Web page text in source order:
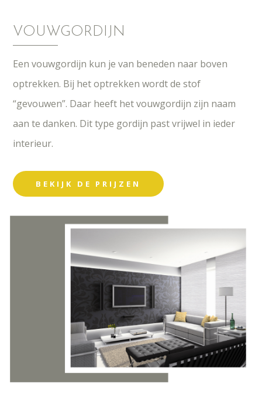
VOUWGORDIJN
Een vouwgordijn kun je van beneden naar boven
optrekken. Bij het optrekken wordt de stof
“gevouwen”. Daar heeft het vouwgordijn zijn naam
aan te danken. Dit type gordijn past vrijwel in ieder
interieur.
BEKIJK DE PRIJZEN